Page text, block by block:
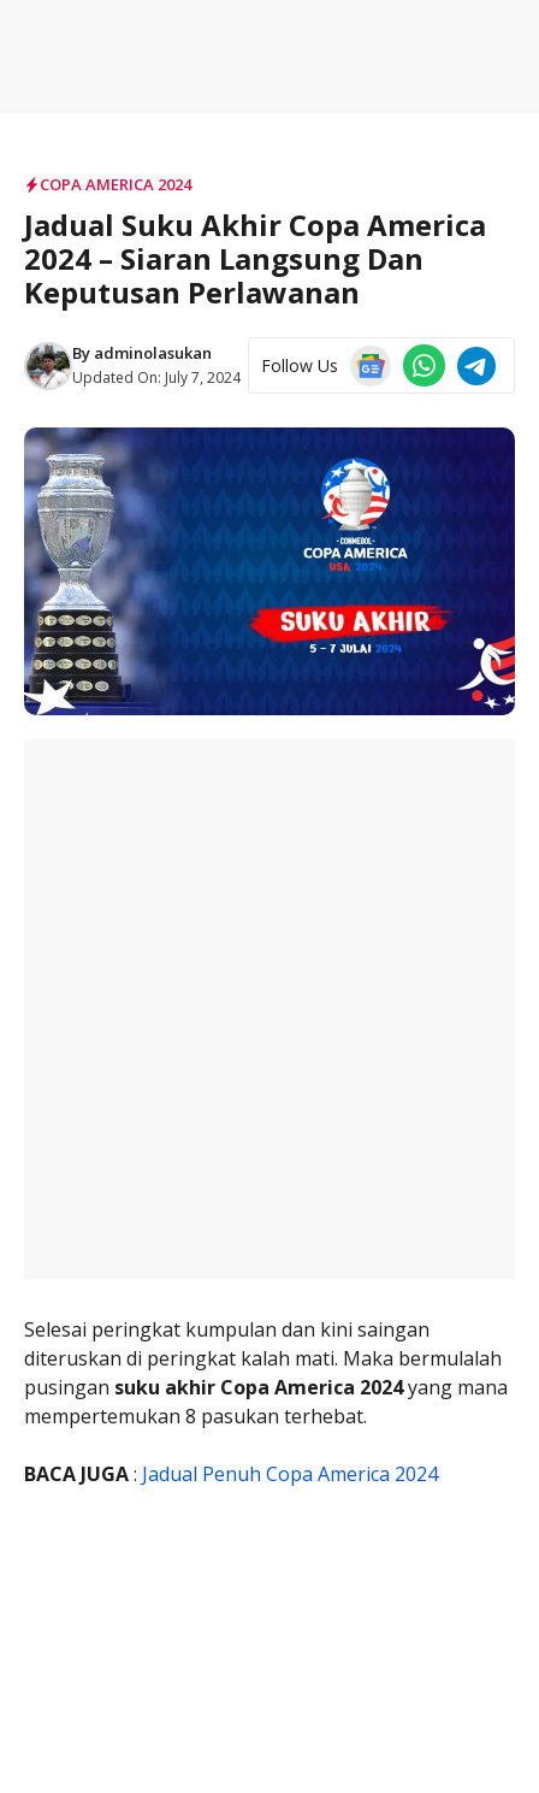
COPA AMERICA 2024
Jadual Suku Akhir Copa America
2024 – Siaran Langsung Dan
Keputusan Perlawanan
By adminolasukan
Updated On: July 7, 2024
Follow Us
Selesai peringkat kumpulan dan kini saingan
diteruskan di peringkat kalah mati. Maka bermulalah
pusingan suku akhir Copa America 2024yang mana
mempertemukan 8 pasukan terhebat.
BACA JUGA: Jadual Penuh Copa America 2024